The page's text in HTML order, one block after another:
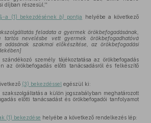
díjban részesül,''
a (1) bekezdésének b) pontja
helyébe a következő
feladata a gyermek örökbefogadásának,
nevelésbe vett gyermek örökbefogadhatóvá
adásának szakmai előkészítése, az örökbefogadási
személy tájékoztatása az örökbefogadás
az örökbefogadás előtti tanácsadásról és felkészítő
(3) bekezdéssel egészül ki:
szakszolgáltatás a külön jogszabályban meghatározott
előtti tanácsadást és örökbefogadói tanfolyamot
(1) bekezdése helyébe a következő rendelkezés lép: